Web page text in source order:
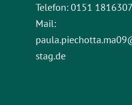
Telefon: 0151
Mail:
stag.de